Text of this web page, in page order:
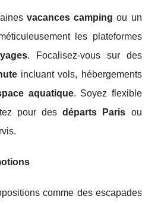
vacances camping ou un
les plateformes
. Focalisez-vous sur des
incluant vols, hébergements
aquatique. Soyez flexible
pour desdéparts Paris ou
comme des escapades